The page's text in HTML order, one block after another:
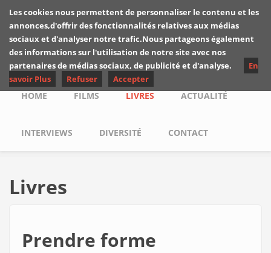
Skip to main content
Les critiques de
Yuyine
Main menu
HOME FILMS LIVRES ACTUALITÉ
INTERVIEWS DIVERSITÉ CONTACT
Livres
Prendre forme
Les cookies nous permettent de personnaliser le contenu et les
annonces,d'offrir des fonctionnalités relatives aux médias
sociaux et d'analyser notre trafic.Nous partageons également
des informations sur l'utilisation de notre site avec nos
partenaires de médias sociaux, de publicité et d'analyse.
En
savoir Plus
Refuser Accepter